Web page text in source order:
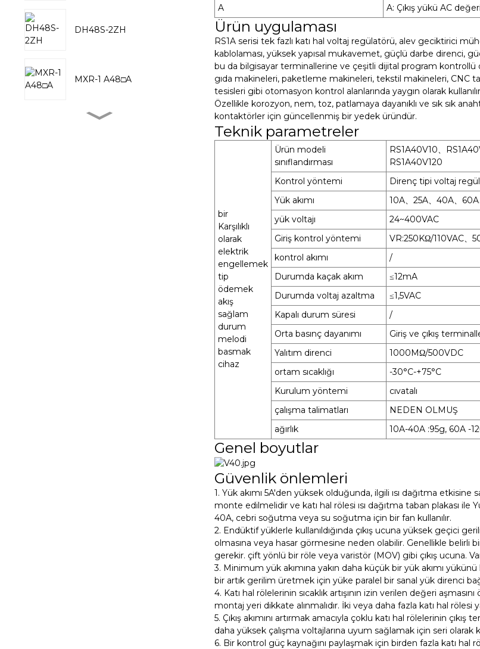
DH48S-2ZH
MXR-1 A48□A
A
A: Çıkış yükü AC
Ürün uygulaması
RS1A serisi tek fazlı katı hal voltaj regülatörü, alev geciktirici
kablolaması, yüksek yapısal mukavemet, güçlü darbe direnci,
bu da bilgisayar terminallerine ve çeşitli dijital program
gıda makineleri, paketleme makineleri, tekstil makineleri, CNC
tesisleri gibi otomasyon kontrol alanlarında yaygın olarak
Özellikle korozyon, nem, toz, patlamaya dayanıklı ve sık sık
kontaktörler için güncellenmiş bir yedek üründür.
Teknik parametreler
bir
Karşılıklı
olarak
elektrik
engellemek
tip
ödemek
akış
sağlam
durum
melodi
basmak
cihaz
Ürün modeli
sınıflandırması
RS1A40V10、
RS1A40V120
Kontrol yöntemi
Direnç tipi voltaj
Yük akımı
10A、25A、40A、
yük voltajı
24~400VAC
Giriş kontrol yöntemi
VR:250KΩ/110VAC、
kontrol akımı
/
Durumda kaçak akım
≤12mA
Durumda voltaj azaltma
≤1,5VAC
Kapalı durum süresi
/
Orta basınç dayanımı
Giriş ve çıkış
Yalıtım direnci
1000MΩ/500VDC
ortam sıcaklığı
-30°C-+75°C
Kurulum yöntemi
cıvatalı
çalışma talimatları
NEDEN OLMUŞ
ağırlık
10A-40A :95g, 60A -
Genel boyutlar
Güvenlik önlemleri
1. Yük akımı 5A'den yüksek olduğunda, ilgili ısı dağıtma
monte edilmelidir ve katı hal rölesi ısı dağıtma taban plakası ile
40A, cebri soğutma veya su soğutma için bir fan kullanılır.
2. Endüktif yüklerle kullanıldığında çıkış ucuna yüksek geçici
olmasına veya hasar görmesine neden olabilir. Genellikle belirli
gerekir. çift ​​yönlü bir röle veya varistör (MOV) gibi çıkış ucuna.
3. Minimum yük akımına yakın daha küçük bir yük akımı
bir artık gerilim üretmek için yüke paralel bir sanal yük direnci
4. Katı hal rölelerinin sıcaklık artışının izin verilen değeri
montaj yeri dikkate alınmalıdır. İki veya daha fazla katı hal rölesi
5. Çıkış akımını artırmak amacıyla çoklu katı hal rölelerinin
daha yüksek çalışma voltajlarına uyum sağlamak için seri olarak
6. Bir kontrol güç kaynağını paylaşmak için birden fazla katı hal